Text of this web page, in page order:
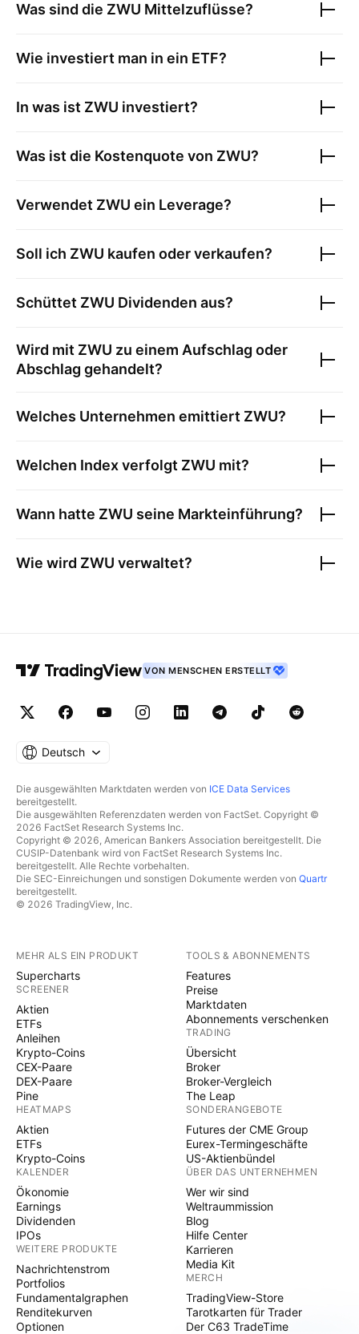
Was sind die ZWU Mittelzuflüsse?
Wie investiert man in ein ETF?
In was ist ZWU investiert?
Was ist die Kostenquote von ZWU?
Verwendet ZWU ein Leverage?
Soll ich ZWU kaufen oder verkaufen?
Schüttet ZWU Dividenden aus?
Wird mit ZWU zu einem Aufschlag oder
Abschlag gehandelt?
Welches Unternehmen emittiert ZWU?
Welchen Index verfolgt ZWU mit?
Wann hatte ZWU seine Markteinführung?
Wie wird ZWU verwaltet?
VON MENSCHEN ERSTELLT
Deutsch
Die ausgewählten Marktdaten werden von ICE Data Services
bereitgestellt.
Die ausgewählten Referenzdaten werden von FactSet. Copyright ©
2026 FactSet Research Systems Inc.
Copyright © 2026, American Bankers Association bereitgestellt. Die
CUSIP-Datenbank wird von FactSet Research Systems Inc.
bereitgestellt. Alle Rechte vorbehalten.
Die SEC-Einreichungen und sonstigen Dokumente werden von Quartr
bereitgestellt.
© 2026 TradingView, Inc.
MEHR ALS EIN PRODUKT
Supercharts
SCREENER
Aktien
ETFs
Anleihen
Krypto-Coins
CEX-Paare
DEX-Paare
Pine
HEATMAPS
Aktien
ETFs
Krypto-Coins
KALENDER
Ökonomie
Earnings
Dividenden
IPOs
WEITERE PRODUKTE
Nachrichtenstrom
Portfolios
Fundamentalgraphen
Renditekurven
Optionen
TOOLS & ABONNEMENTS
Features
Preise
Marktdaten
Abonnements verschenken
TRADING
Übersicht
Broker
Broker-Vergleich
The Leap
SONDERANGEBOTE
Futures der CME Group
Eurex-Termingeschäfte
US-Aktienbündel
ÜBER DAS UNTERNEHMEN
Wer wir sind
Weltraummission
Blog
Hilfe Center
Karrieren
Media Kit
MERCH
TradingView-Store
Tarotkarten für Trader
Der C63 TradeTime